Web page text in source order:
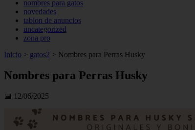
nombres para gatos
novedades
tablon de anuncios
uncategorized
zona pro
Inicio > gatos2 > Nombres para Perras Husky
Nombres para Perras Husky
📅 12/06/2025